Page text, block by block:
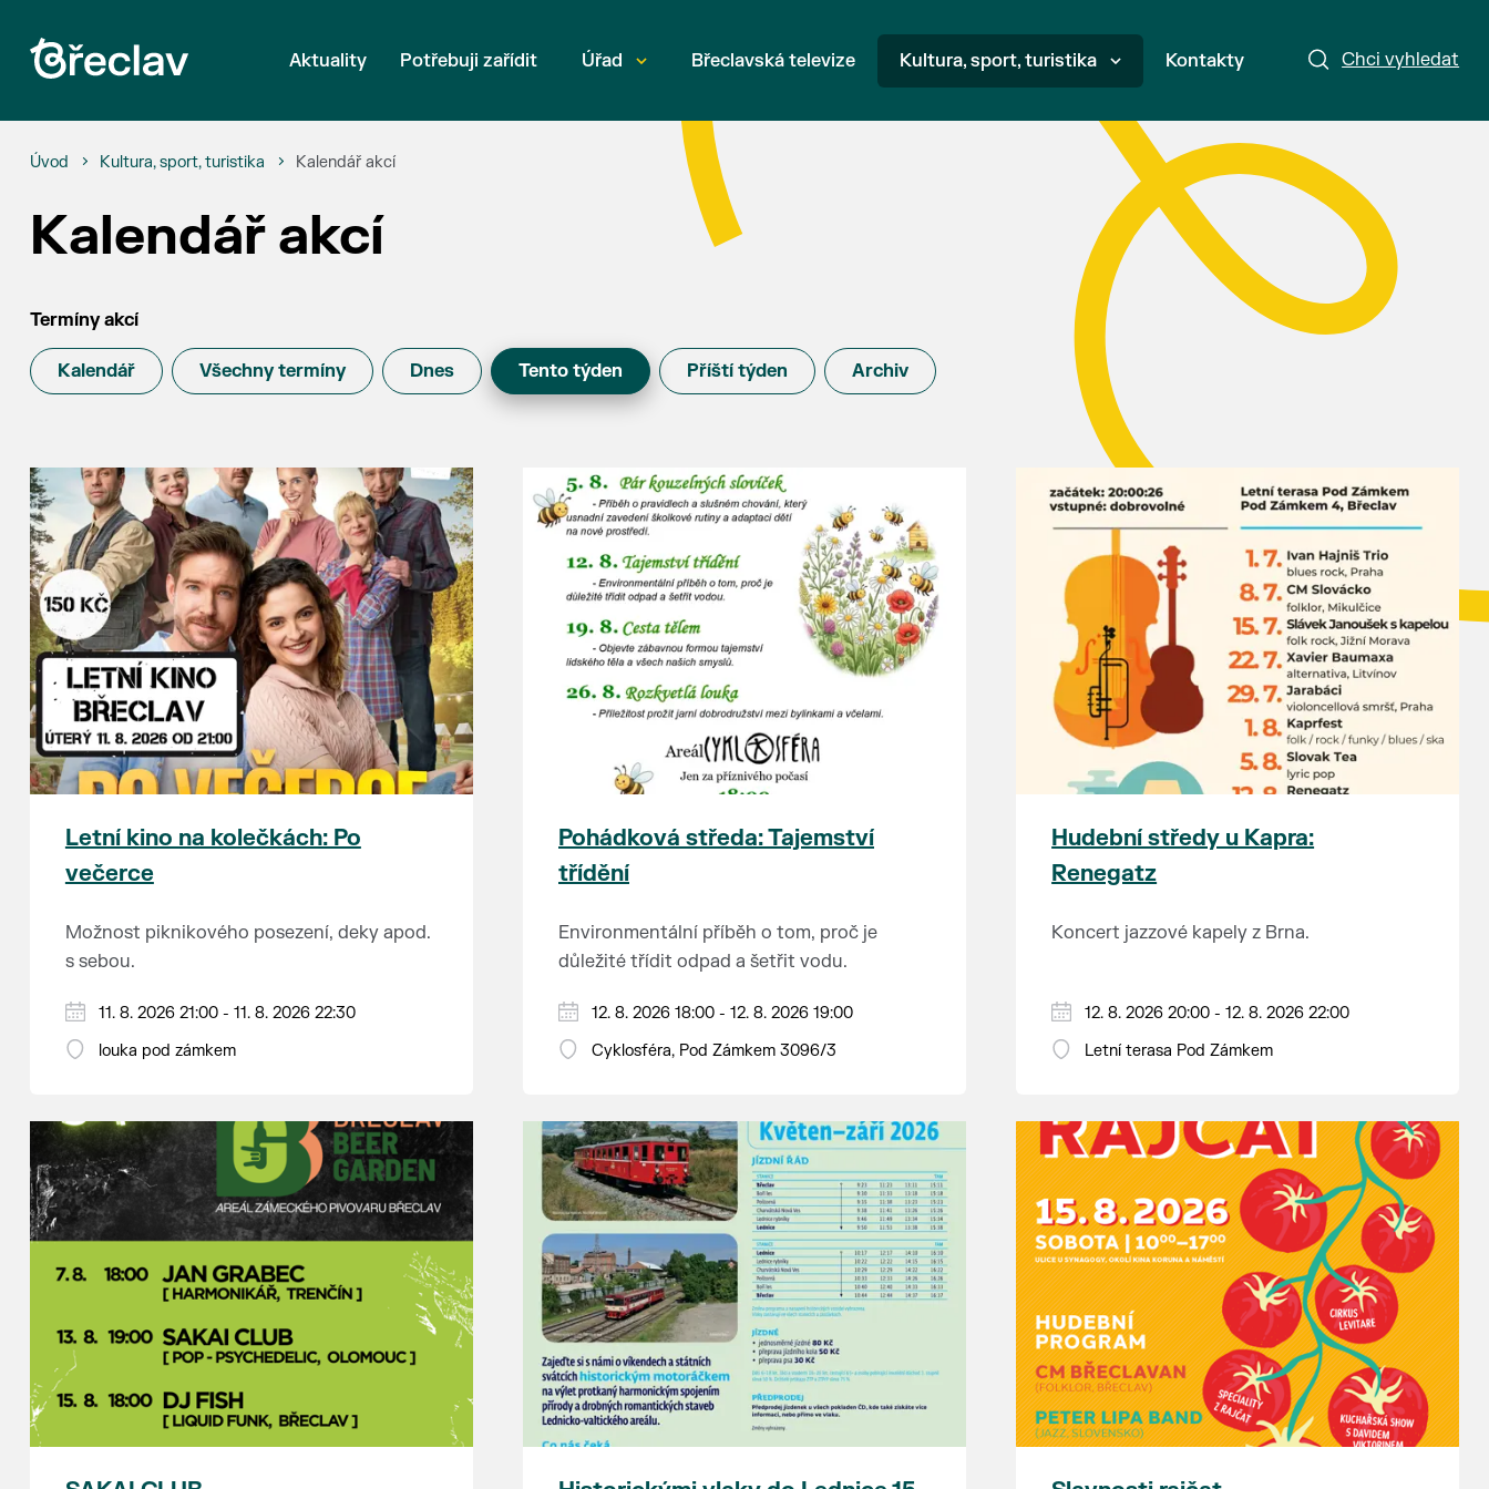
Chci vyhledat
Aktuality Potřebuji zařídit Úřad Břeclavská televize Kultura, sport, turistika Kontakty
Úvod Kultura, sport, turistika Kalendář akcí
Kalendář akcí
Termíny akcí
Kalendář Všechny termíny Dnes Tento týden Příští týden Archiv
Letní kino na kolečkách: Po
večerce
Možnost piknikového posezení, deky apod.
s sebou.
V případě nepřízně počasí se promítání ruší.
Kino otevřeno hodinu před promítáním,
11. 8. 2026 21:00 - 11. 8. 2026 22:30
louka pod zámkem
Pohádková středa: Tajemství
třídění
Environmentální příběh o tom, proč je
důležité třídit odpad a šetřit vodu.
Hraje se jen za příznivého počasí.
Vstupné dobrovolné.
12. 8. 2026 18:00 - 12. 8. 2026 19:00
Cyklosféra, Pod Zámkem 3096/3
Hudební středy u Kapra:
Renegatz
Koncert jazzové kapely z Brna.
12. 8. 2026 20:00 - 12. 8. 2026 22:00
Letní terasa Pod Zámkem